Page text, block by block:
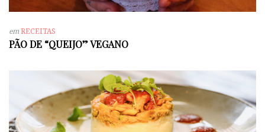
emRECEITAS
PÃO DE “QUEIJO” VEGANO